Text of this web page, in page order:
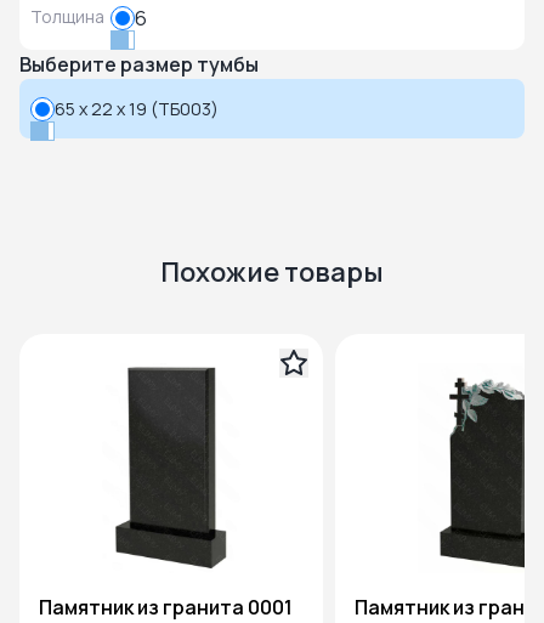
Толщина
6
Выберите размер тумбы
65 x 22 x 19 (ТБ003)
Похожие товары
Памятник из гранита 0001